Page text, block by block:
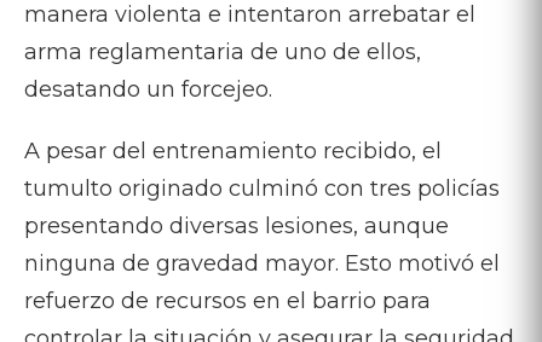
manera violenta e intentaron arrebatar el
arma reglamentaria de uno de ellos,
desatando un forcejeo.
A pesar del entrenamiento recibido, el
tumulto originado culminó con tres policías
presentando diversas lesiones, aunque
ninguna de gravedad mayor. Esto motivó el
refuerzo de recursos en el barrio para